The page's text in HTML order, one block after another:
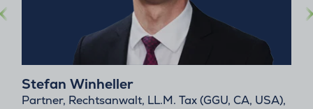
Stefan Winheller
Partner, Rechtsanwalt, LL.M. Tax (GGU, CA, USA),